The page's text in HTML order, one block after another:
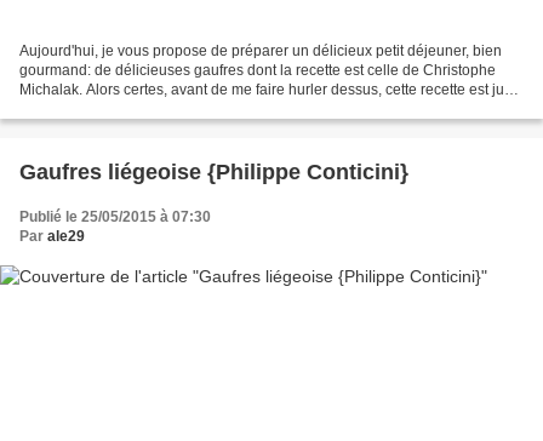
Aujourd'hui, je vous propose de préparer un délicieux petit déjeuner, bien
gourmand: de délicieuses gaufres dont la recette est celle de Christophe
Michalak. Alors certes, avant de me faire hurler dessus, cette recette est juste
Gaufres liégeoise {Philippe Conticini}
Publié le 25/05/2015 à 07:30
Par ale29